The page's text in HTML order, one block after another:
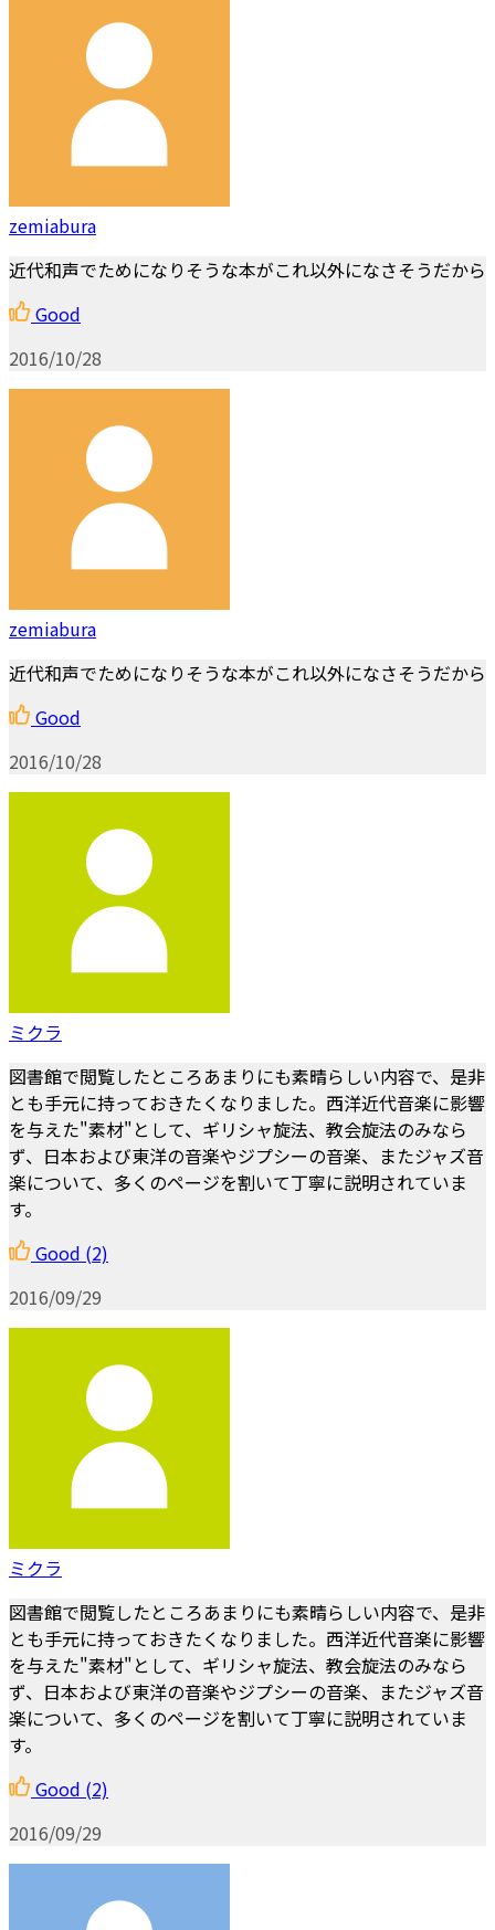
zemiabura
近代和声でためになりそうな本がこれ以外になさそうだから
Good
2016/10/28
zemiabura
近代和声でためになりそうな本がこれ以外になさそうだから
Good
2016/10/28
ミクラ
図書館で閲覧したところあまりにも素晴らしい内容で、是非
とも手元に持っておきたくなりました。西洋近代音楽に影響
を与えた"素材"として、ギリシャ旋法、教会旋法のみなら
ず、日本および東洋の音楽やジプシーの音楽、またジャズ音
楽について、多くのページを割いて丁寧に説明されていま
す。
Good (2)
2016/09/29
ミクラ
図書館で閲覧したところあまりにも素晴らしい内容で、是非
とも手元に持っておきたくなりました。西洋近代音楽に影響
を与えた"素材"として、ギリシャ旋法、教会旋法のみなら
ず、日本および東洋の音楽やジプシーの音楽、またジャズ音
楽について、多くのページを割いて丁寧に説明されていま
す。
Good (2)
2016/09/29